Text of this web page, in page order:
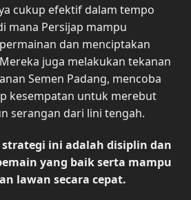
cukup efektif dalam tempo
mana Persijap mampu
dan menciptakan
juga melakukan tekanan
Semen Padang, mencoba
kesempatan untuk merebut
serangan dari lini tengah.
ini adalah disiplin dan
yang baik serta mampu
lawan secara cepat.